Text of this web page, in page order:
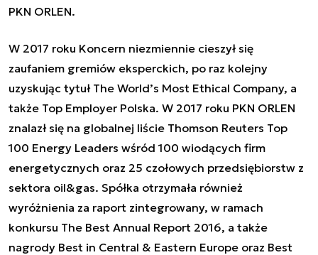
PKN ORLEN.
W 2017 roku Koncern niezmiennie cieszył się
zaufaniem gremiów eksperckich, po raz kolejny
uzyskując tytuł The World’s Most Ethical Company, a
także Top Employer Polska. W 2017 roku PKN ORLEN
znalazł się na globalnej liście Thomson Reuters Top
100 Energy Leaders wśród 100 wiodących firm
energetycznych oraz 25 czołowych przedsiębiorstw z
sektora oil&gas. Spółka otrzymała również
wyróżnienia za raport zintegrowany, w ramach
konkursu The Best Annual Report 2016, a także
nagrody Best in Central & Eastern Europe oraz Best